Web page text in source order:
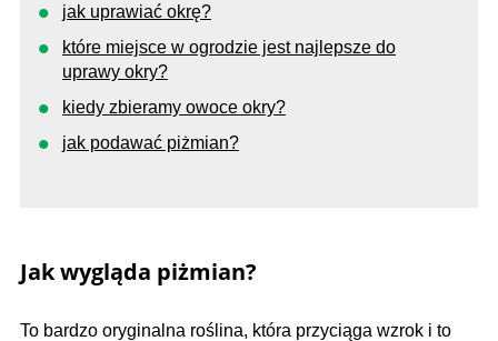
jak uprawiać okrę?
które miejsce w ogrodzie jest najlepsze do
uprawy okry?
kiedy zbieramy owoce okry?
jak podawać piżmian?
Jak wygląda piżmian?
To bardzo oryginalna roślina, która przyciąga wzrok i to